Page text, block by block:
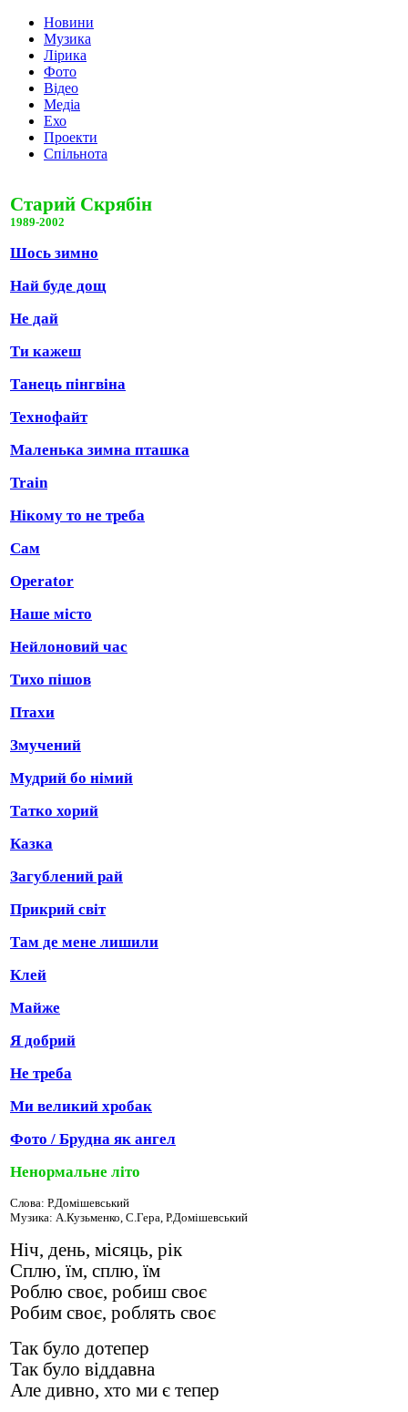
Новини
Музика
Лірика
Фото
Відео
Медіа
Ехо
Проекти
Спільнота
Старий Скрябін
1989-2002
Шось зимно
Най буде дощ
Не дай
Ти кажеш
Танець пінгвіна
Технофайт
Маленька зимна пташка
Train
Нікому то не треба
Сам
Operator
Наше місто
Нейлоновий час
Тихо пішов
Птахи
Змучений
Мудрий бо німий
Татко хорий
Казка
Загублений рай
Прикрий світ
Там де мене лишили
Клей
Майже
Я добрий
Не треба
Ми великий хробак
Фото / Брудна як ангел
Ненормальне літо
Слова: Р.Домішевський
Музика: А.Кузьменко, С.Гера, Р.Домішевський
Ніч, день, місяць, рік
Сплю, їм, сплю, їм
Роблю своє, робиш своє
Робим своє, роблять своє
Так було дотепер
Так було віддавна
Але дивно, хто ми є тепер